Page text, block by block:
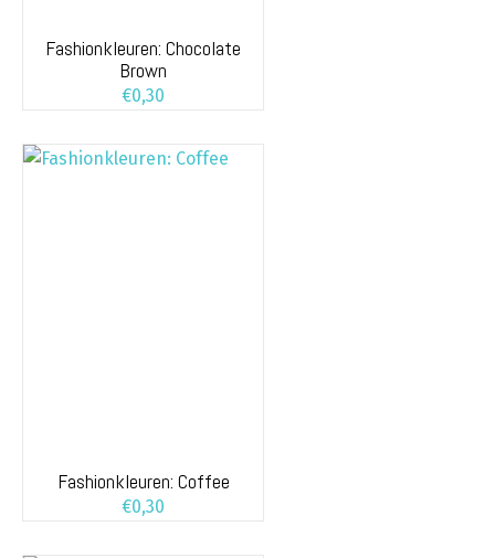
Fashionkleuren: Chocolate
Brown
€0,30
Fashionkleuren: Coffee
€0,30